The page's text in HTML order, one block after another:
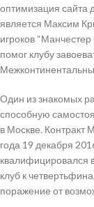
оптимизация сайта
является Максим
игроков
помог клубу
Один из знакомых
способную
в Москве. Контракт
года 19 декабря
квалифицировался
клуб к
поражение от